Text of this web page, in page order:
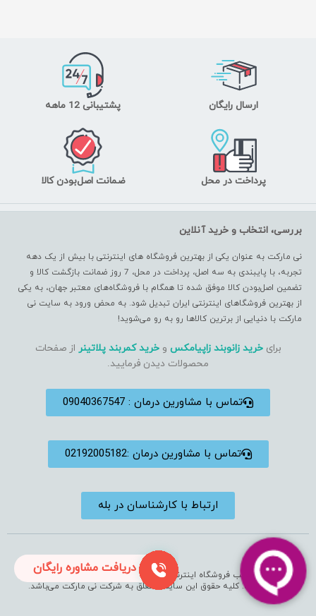
ارسال رایگان پشتیبانی 12 ماهه
پرداخت در محل ضمانت اصل‌بودن کالا
بررسی، انتخاب و خرید آنلاین
نی مارکت به عنوان یکی از بهترین فروشگاه های اینترنتی با بیش از یک دهه
تجربه، با پایبندی به سه اصل، پرداخت در محل، 7 روز ضمانت بازگشت کالا و
تضمین اصل‌بودن کالا موفق شده تا همگام با فروشگاه‌های معتبر جهان، به یکی
از بهترین فروشگاهای اینترنتی ایران تبدیل شود. به محض ورود به سایت نی
مارکت با دنیایی از برترین کالاها رو به رو می‌شوید!
برایخرید زانوبند زاپیامکس وخرید کمربند پلاتینر از صفحات
محصولات دیدن فرمایید.
تماس با مشاورین درمان : 09040367547
تماس با مشاورین درمان :02192005182
ارتباط با کارشناسان در بله
استفاده از مطالب فروشگاه اینترنتی فقط برای مقاصد غیرتجاری و با ذکر منبع
بلامانع است. کلیه حقوق این سایت متعلق به شرکت نی مارکت می‌باشد.
دریافت مشاوره رایگان